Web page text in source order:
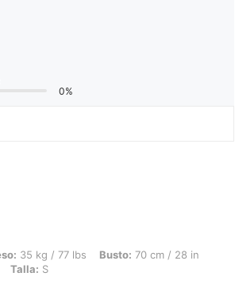
0%
Busto: 70 cm / 28 in, Cintura: 65 cm / 26 in,
35 kg / 77 lbs Busto: 70 cm / 28 in
Talla: S